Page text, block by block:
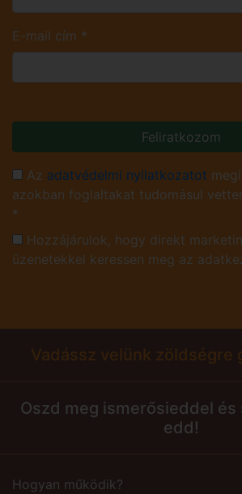
E-mail cím *
Feliratkozom
Az adatvédelmi nyilatkozatot
azokban foglaltakat tudomásul
*
Hozzájárulok, hogy direkt
üzenetekkel keressen meg az
Vadássz velünk zöldségre
Oszd meg ismerősieddel
edd!
Hogyan működik?